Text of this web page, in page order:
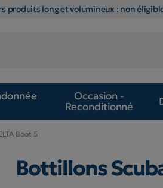
produits long et volumineux : non
Occasion -
Reconditionné
Boot 5
Bottillons